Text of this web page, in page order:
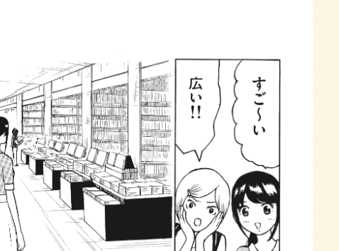
賞金稼ぎスリーサム！ 二重拘束の…
著／川瀬七緒